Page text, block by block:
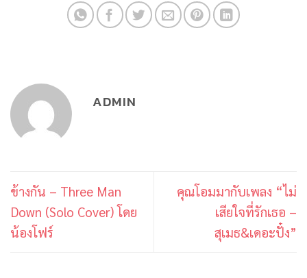
ADMIN
ข้างกัน – Three Man
Down (Solo Cover) โดย
น้องโฟร์
คุณโอมมากับเพลง “ไม่
เสียใจที่รักเธอ –
สุเมธ&เดอะปั๋ง”